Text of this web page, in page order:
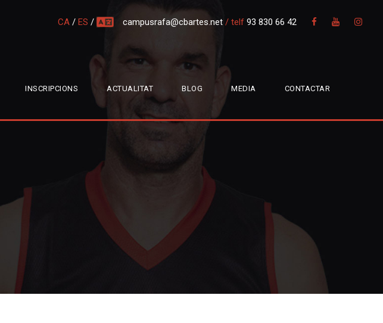
CA / ES / multi campusrafa@cbartes.net / telf 93 830 66 42
INSCRIPCIONS ACTUALITAT BLOG MEDIA CONTACTAR